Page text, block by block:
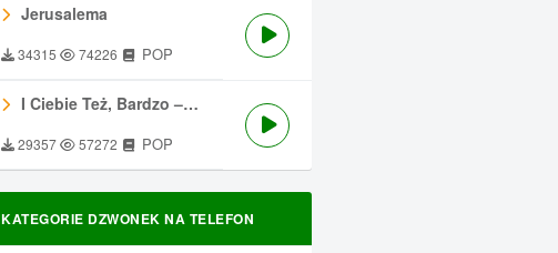
Jerusalema
34315 74226 POP
I Ciebie Też, Bardzo – Męskie Granie
29357 57272 POP
KATEGORIE DZWONEK NA TELEFON